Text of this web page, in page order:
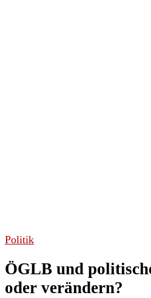
Politik
ÖGLB und
oder verändern?